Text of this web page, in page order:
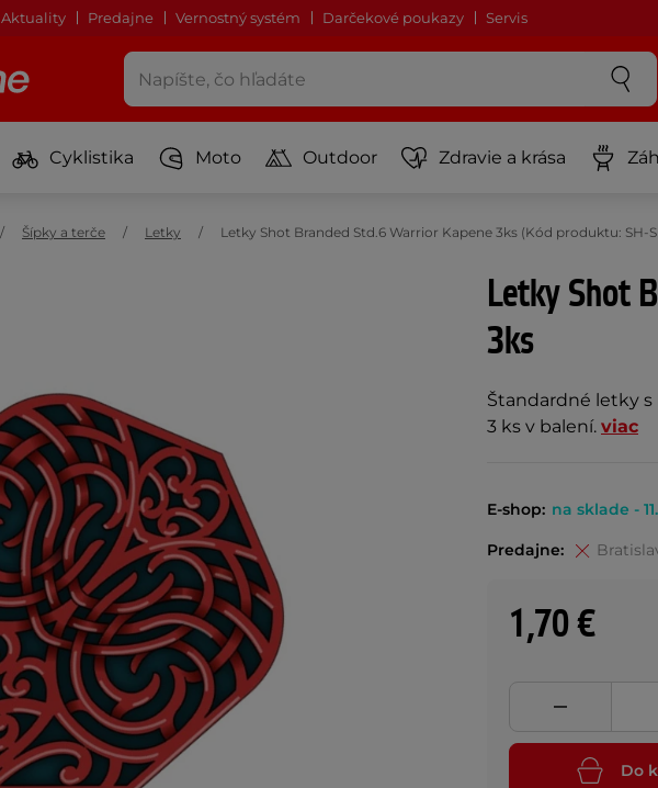
Aktuality Predajne Vernostný systém Darčekové poukazy Servis
Cyklistika Moto Outdoor Zdravie a krása
Šípky a terče Letky Letky Shot Branded Std.6 Warrior Kapene 3ks (Kód produktu: SH-
Letky Shot
3ks
Štandardné letky
3 ks v balení. viac
E-shop: na sklade -
Predajne:
1,70 €
Do